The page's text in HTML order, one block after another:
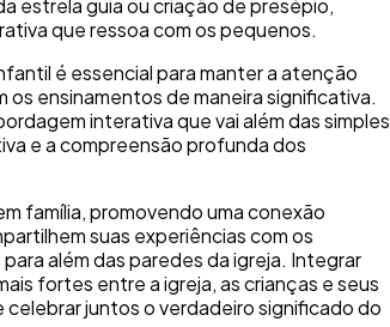
estrela guia ou criação de presépio,
que ressoa com os pequenos.
é essencial para manter a atenção
os ensinamentos de maneira significativa.
interativa que vai além das simples
e a compreensão profunda dos
família, promovendo uma conexão
suas experiências com os
além das paredes da igreja. Integrar
fortes entre a igreja, as crianças e seus
juntos o verdadeiro significado do